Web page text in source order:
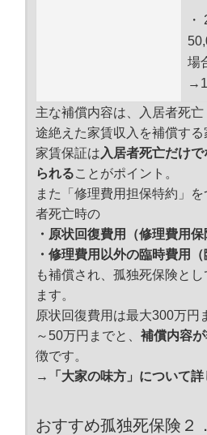
場
主な補償内容は、入居者死
途絶えた家賃収入を補償する
家賃保証は 入居者死亡だけ
られることがポイント。
また「修理費用担保特約」
者死亡時の
・原状回復費用（修理費用保
・修理費用以外の臨時費用（
も補償され、孤独死保険と
ます。
原状回復費用は最大300万円
～50万円までと、 補償内容
徴です。
→「大家の味方」について詳
おすすめ孤独死保険２